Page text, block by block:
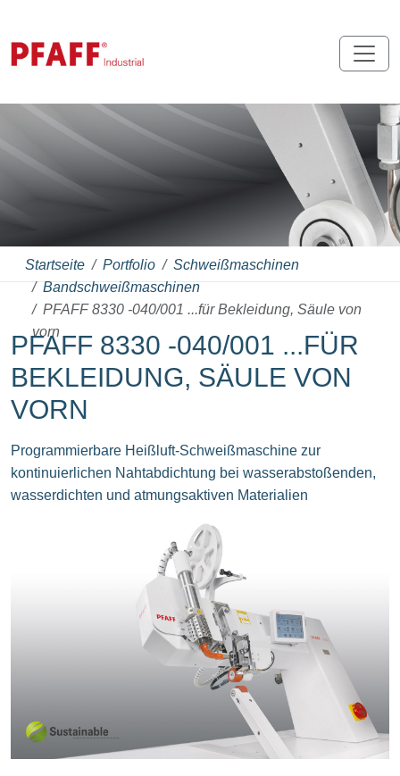
Startseite Portfolio
Schweißmaschinen
Bandschweißmaschinen
PFAFF 8330 -040/001 ...für Bekleidung, Säule von
vorn
PFAFF 8330 -040/001 ...FÜR
BEKLEIDUNG, SÄULE VON
VORN
Programmierbare Heißluft-Schweißmaschine zur
kontinuierlichen Nahtabdichtung bei wasserabstoßenden,
wasserdichten und atmungsaktiven Materialien